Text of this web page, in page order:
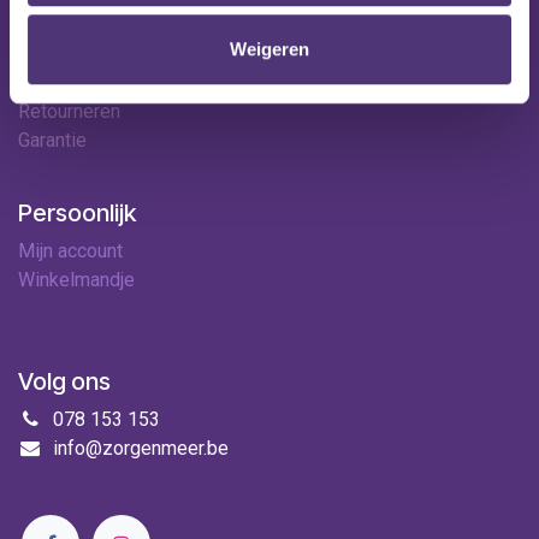
Weigeren
Contact
Betaalopties
Retourneren
Garantie
Persoonlijk
Mijn account
Winkelmandje
Volg ons
078 153 153
info@zorgenmeer.be